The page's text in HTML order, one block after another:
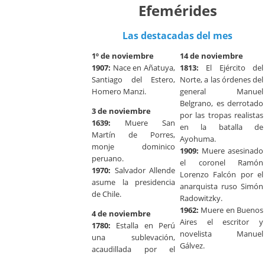
Efemérides
Las destacadas del mes
1º de noviembre
1907: Nace en Añatuya,
Santiago del Estero,
Homero Manzi.
3 de noviembre
1639: Muere San
Martín de Porres,
monje dominico
peruano.
1970: Salvador Allende
asume la presidencia
de Chile.
4 de noviembre
1780: Estalla en Perú
una sublevación,
acaudillada por el
14 de noviembre
1813: El Ejército del
Norte, a las órdenes del
general Manuel
Belgrano, es derrotado
por las tropas realistas
en la batalla de
Ayohuma.
1909: Muere asesinado
el coronel Ramón
Lorenzo Falcón por el
anarquista ruso Simón
Radowitzky.
1962: Muere en Buenos
Aires el escritor y
novelista Manuel
Gálvez.